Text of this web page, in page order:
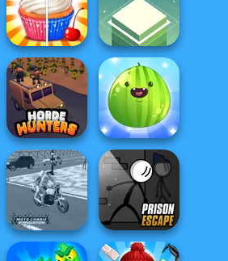
Dr. Panda Farm Poptropica
Rachel Holmes Stack
Horde Hunters
Put The Fruit
Together